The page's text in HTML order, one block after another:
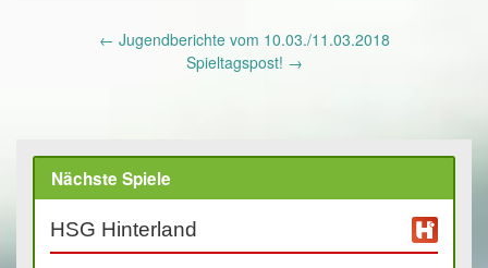
← Jugendberichte vom 10.03./11.03.2018
Spieltagspost! →
Nächste Spiele
HSG Hinterland